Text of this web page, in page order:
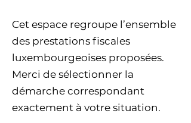
Cet espace regroupe l’ensemble
des prestations fiscales
luxembourgeoises proposées.
Merci de sélectionner la
démarche correspondant
exactement à votre situation.